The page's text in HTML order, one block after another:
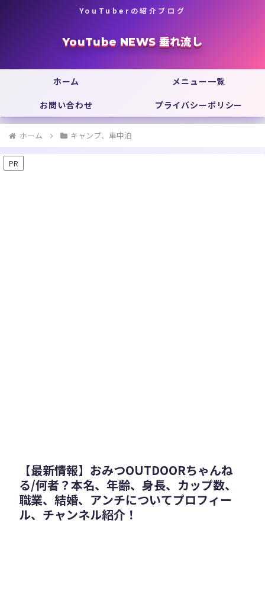
YouTuberの紹介ブログ
YouTube NEWS 垂れ流し
ホーム
メニュー一覧
お問い合わせ
プライバシーポリシー
ホーム キャンプ、車中泊
PR
【最新情報】おみつOUTDOORちゃんね
る/何者？本名、年齢、身長、カップ数、
職業、結婚、アンチについてプロフィー
ル、チャンネル紹介！